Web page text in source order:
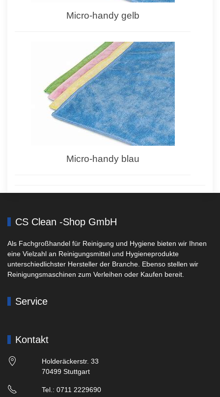
Micro-handy gelb
Micro-handy blau
CS Clean -Shop GmbH
Als Fachgroßhandel für Reinigung und Hygiene bieten wir Ihnen
eine Vielzahl an Reinigungsmittel und Hygieneprodukte
unterschiedlichster Hersteller der Branche. Ebenso stellen wir
Reinigungsmaschinen zum Verleihen oder Kaufen bereit.
Service
Kontakt
Holderäckerstr. 33
70499 Stuttgart
Tel.: 0711 2229690